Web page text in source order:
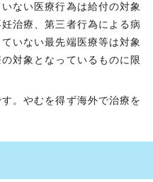
ない医療行為は給付の対象
治療、第三者行為による病
いない最先端医療等は対象
対象となっているものに限
。やむを得ず海外で治療を